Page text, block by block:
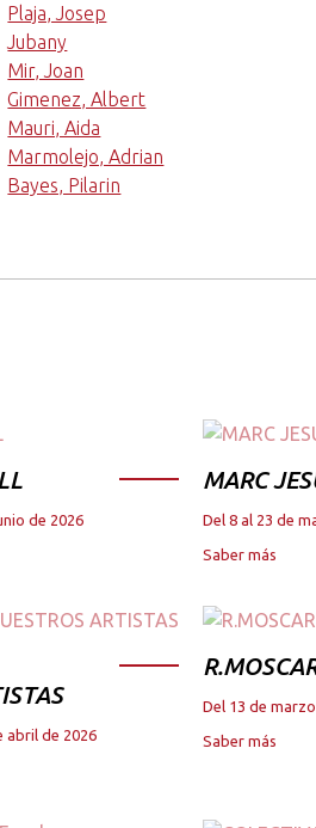
Plaja, Josep
Jubany
Mir, Joan
Gimenez, Albert
Mauri, Aida
Marmolejo, Adrian
Bayes, Pilarin
de 2026
MARC
Del 8 al 23 de
Saber más
abril de 2026
Del 13 de
Saber más